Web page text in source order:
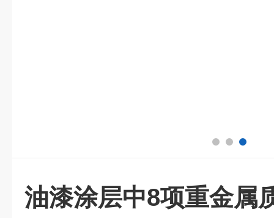
油漆涂层中8项重金属